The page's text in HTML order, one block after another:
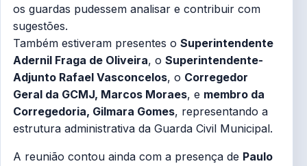
os guardas pudessem analisar e contribuir com
sugestões.
Também estiveram presentes oSuperintendente
Adernil Fraga de Oliveira, oSuperintendente-
Adjunto Rafael Vasconcelos, o Corregedor
Geral da GCMJ, Marcos Moraes, e membro da
Corregedoria, Gilmara Gomes, representando a
estrutura administrativa da Guarda Civil Municipal.
A reunião contou ainda com a presença de Paulo